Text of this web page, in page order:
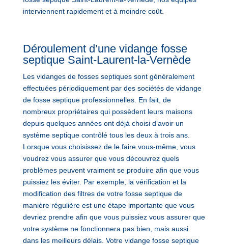
interviennent rapidement et à moindre coût.
Déroulement d’une vidange fosse
septique Saint-Laurent-la-Vernède
Les vidanges de fosses septiques sont généralement
effectuées périodiquement par des sociétés de vidange
de fosse septique professionnelles. En fait, de
nombreux propriétaires qui possèdent leurs maisons
depuis quelques années ont déjà choisi d’avoir un
système septique contrôlé tous les deux à trois ans.
Lorsque vous choisissez de le faire vous-même, vous
voudrez vous assurer que vous découvrez quels
problèmes peuvent vraiment se produire afin que vous
puissiez les éviter. Par exemple, la vérification et la
modification des filtres de votre fosse septique de
manière régulière est une étape importante que vous
devriez prendre afin que vous puissiez vous assurer que
votre système ne fonctionnera pas bien, mais aussi
dans les meilleurs délais. Votre vidange fosse septique